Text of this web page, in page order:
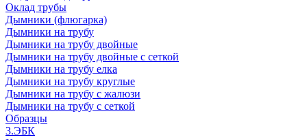
Оклад трубы
Дымники (флюгарка)
Дымники на трубу
Дымники на трубу двoйные
Дымники на трубу двoйные с сеткой
Дымники на трубу елка
Дымники на трубу круглые
Дымники на трубу с жалюзи
Дымники на трубу с сеткой
Образцы
3.ЭБК